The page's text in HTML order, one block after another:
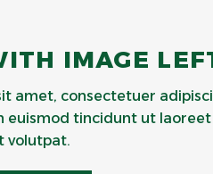
IMAGE
amet, consectetuer
euismod tincidunt ut
volutpat.